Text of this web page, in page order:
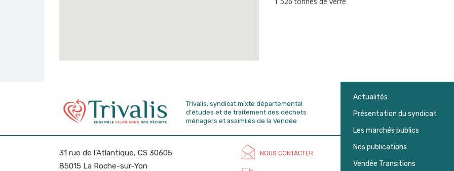
Trivalis, syndicat mixte départemental
d'études et de traitement des déchets
ménagers et assimilés de la Vendée
31 rue de l'Atlantique, CS 30605
85015 La Roche-sur-Yon
NOUS CONTACTER
Actualités
Présentation du syndicat
Les marchés publics
Nos publications
Vendée Transitions